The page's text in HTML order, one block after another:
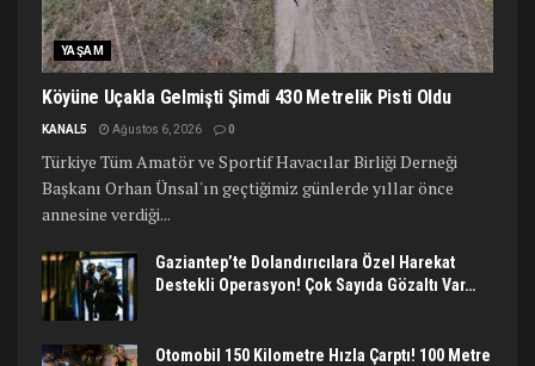
YAŞAM
Köyüne Uçakla Gelmişti Şimdi 430 Metrelik Pisti Oldu
KANAL5 Ağustos 6, 2026 0
Türkiye Tüm Amatör ve Sportif Havacılar Birliği Derneği
Başkanı Orhan Ünsal'ın geçtiğimiz günlerde yıllar önce
annesine verdiği...
Gaziantep’te Dolandırıcılara Özel Harekat
Destekli Operasyon! Çok Sayıda Gözaltı Var…
Otomobil 150 Kilometre Hızla Çarptı! 100 Metre